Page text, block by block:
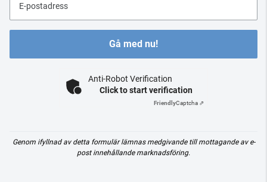
E-postadress
Gå med nu!
Anti-Robot Verification
Click to start verification
FriendlyCaptcha ⇗
Genom ifyllnad av detta formulär lämnas medgivande till mottagande av e-
post innehållande marknadsföring.